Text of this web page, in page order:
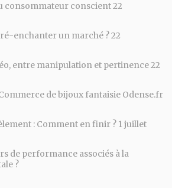
consommateur conscient22
enchanter un marché ?22
entre manipulation et pertinence22
de bijoux fantaisie Odense.fr
: Comment en finir ? 1 juillet
de performance associés à la
?